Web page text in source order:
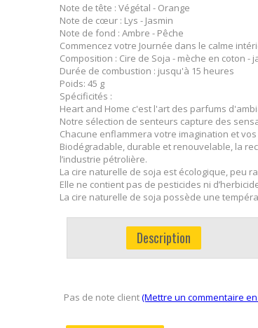
Note de tête : Végétal - Orange
Note de cœur : Lys - Jasmin
Note de fond : Ambre - Pêche
Commencez votre Journée dans le calme
Composition : Cire de Soja - mèche en coton -
Durée de combustion : jusqu'à 15 heures
Poids: 45 g
Spécificités :
Heart and Home c'est l'art des parfums
Notre sélection de senteurs capture des
Chacune enflammera votre imagination et
Biodégradable, durable et renouvelable, la
l’industrie pétrolière.
La cire naturelle de soja est écologique, peu
Elle ne contient pas de pesticides ni
La cire naturelle de soja possède une
Description
Pas de note client(Mettre un commentaire